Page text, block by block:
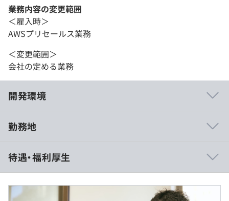
業務内容の変更範囲
＜雇入時＞
AWSプリセールス業務
＜変更範囲＞
会社の定める業務
開発環境
・AWSパートナー認定
AWSパートナーネットワーク（APN）のAWSアドバンス
トティアサービスパートナー、および AWS SDP（WAF デ
リバリーパートナー）の認定を受けています。現在はエン
勤務地
待遇・福利厚生